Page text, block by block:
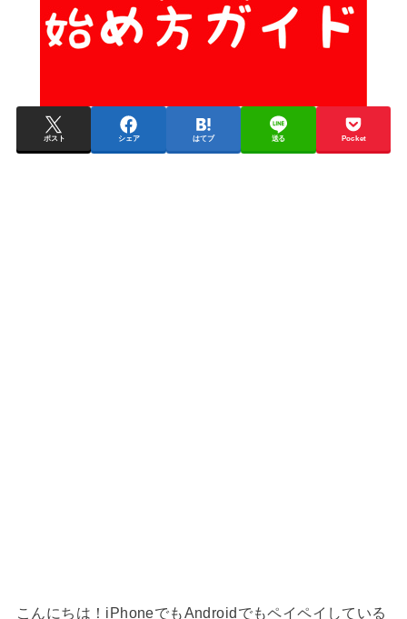
ポスト シェア はてブ 送る Pocket
こんにちは！iPhoneでもAndroidでもペイペイしている